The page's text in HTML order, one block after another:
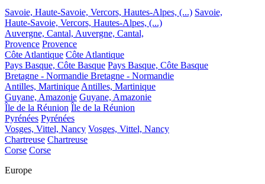
Savoie, Haute-Savoie, Vercors, Hautes-Alpes, (...) Savoie,
Haute-Savoie, Vercors, Hautes-Alpes, (...)
Auvergne, Cantal, Auvergne, Cantal,
Provence Provence
Côte Atlantique Côte Atlantique
Pays Basque, Côte Basque Pays Basque, Côte Basque
Bretagne - Normandie Bretagne - Normandie
Antilles, Martinique Antilles, Martinique
Guyane, Amazonie Guyane, Amazonie
Île de la Réunion Île de la Réunion
Pyrénées Pyrénées
Vosges, Vittel, Nancy Vosges, Vittel, Nancy
Chartreuse Chartreuse
Corse Corse
Europe